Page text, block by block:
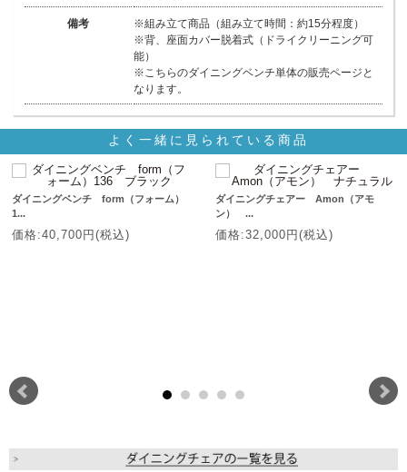
備考
※組み立て商品（組み立て時間：約15分程度）
※背、座面カバー脱着式（ドライクリーニング可
能）
※こちらのダイニングベンチ単体の販売ページと
なります。
よく一緒に見られている商品
ダイニングベンチ form（フォーム）
1...
価格:40,700円(税込)
ダイニングチェアー Amon（アモ
ン） ...
価格:32,000円(税込)